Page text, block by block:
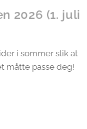
2026 (1. juli
i sommer slik at
måtte passe deg!